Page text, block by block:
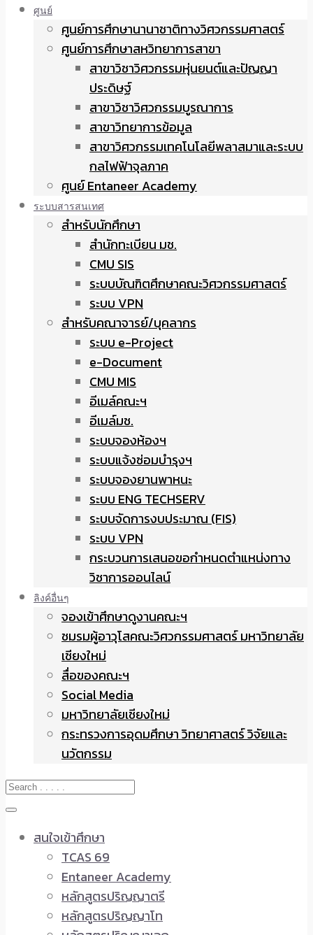
ศูนย์
ศูนย์การศึกษานานาชาติทางวิศวกรรมศาสตร์
ศูนย์การศึกษาสหวิทยาการสาขา
สาขาวิชาวิศวกรรมหุ่นยนต์และปัญญา
ประดิษฐ์
สาขาวิชาวิศวกรรมบูรณาการ
สาขาวิทยาการข้อมูล
สาขาวิศวกรรมเทคโนโลยีพลาสมาและระบบ
กลไฟฟ้าจุลภาค
ศูนย์ Entaneer Academy
ระบบสารสนเทศ
สำหรับนักศึกษา
สำนักทะเบียน มช.
CMU SIS
ระบบบัณฑิตศึกษาคณะวิศวกรรมศาสตร์
ระบบ VPN
สำหรับคณาจารย์/บุคลากร
ระบบ e-Project
e-Document
CMU MIS
อีเมล์คณะฯ
อีเมล์มช.
ระบบจองห้องฯ
ระบบแจ้งซ่อมบำรุงฯ
ระบบจองยานพาหนะ
ระบบ ENG TECHSERV
ระบบจัดการงบประมาณ (FIS)
ระบบ VPN
กระบวนการเสนอขอกำหนดตำแหน่งทาง
วิชาการออนไลน์
ลิงค์อื่นๆ
จองเข้าศึกษาดูงานคณะฯ
ชมรมผู้อาวุโสคณะวิศวกรรมศาสตร์ มหาวิทยาลัย
เชียงใหม่
สื่อของคณะฯ
Social Media
มหาวิทยาลัยเชียงใหม่
กระทรวงการอุดมศึกษา วิทยาศาสตร์ วิจัยและ
นวัตกรรม
สนใจเข้าศึกษา
TCAS 69
Entaneer Academy
หลักสูตรปริญญาตรี
หลักสูตรปริญญาโท